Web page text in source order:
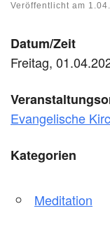
Veröffentlicht am
Datum/Zeit
Freitag,
Evangelische
Kategorien
Meditation